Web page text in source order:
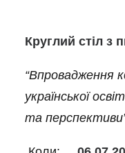
Круглий стіл з
“Впровадження
української
та